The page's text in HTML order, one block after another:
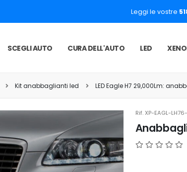
Leggi le vostre
SCEGLI AUTO CURA DELL'AUTO LED
Kit anabbaglianti led LED Eagle H7 29,000Lm:
Rif.XP-EAGL-